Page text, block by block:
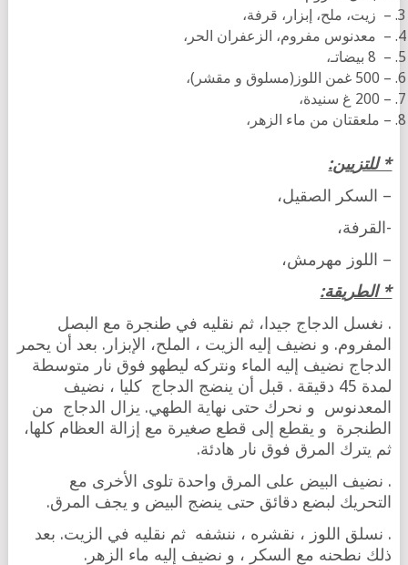
– زيت، ملح، إبزار، قرفة،
– معدنوس مفروم، الزعفران الحر،
– 8 بيضاتـ،
– 500 غمن اللوز(مسلوق و مقشر)،
– 200 غ سنيدة،
– ملعقتان من ماء الزهر،
* للتزيين:
– السكر الصقيل،
-القرفة،
– اللوز مهرمش،
* الطريقة:
. نغسل الدجاج جيدا، ثم نقليه في طنجرة مع البصل
المفروم. و نضيف إليه الزيت ، الملح، الإبزار. بعد أن يحمر
الدجاج نضيف إليه الماء ونتركه ليطهو فوق نار متوسطة
لمدة 45 دقيقة . قبل أن ينضج الدجاج كليا ، نضيف
المعدنوس و نحرك حتى نهاية الطهي. يزال الدجاج من
الطنجرة و يقطع إلى قطع صغيرة مع إزالة العظام كلها،
ثم يترك المرق فوق نار هادئة.
. نضيف البيض على المرق واحدة تلوى الأخرى مع
التحريك لبضع دقائق حتى ينضج البيض و يجف المرق.
. نسلق اللوز ، نقشره ، ننشفه ثم نقليه في الزيت. بعد
ذلك نطحنه مع السكر ، و نضيف إليه ماء الزهر.